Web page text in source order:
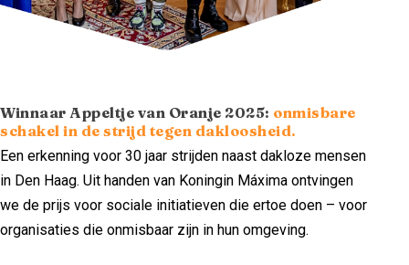
Winnaar Appeltje van Oranje 2025: onmisbare
schakel in de strijd tegen dakloosheid.
Een erkenning voor 30 jaar strijden naast dakloze mensen
in Den Haag. Uit handen van Koningin Máxima ontvingen
we de prijs voor sociale initiatieven die ertoe doen – voor
organisaties die onmisbaar zijn in hun omgeving.